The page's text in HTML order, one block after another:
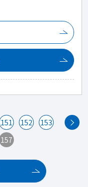
151 152
153
157